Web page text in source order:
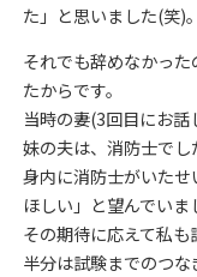
た」と思いました(笑)。
それでも辞めなかっ
たからです。
当時の妻(3回目にお
妹の夫は、消防士でし
身内に消防士がいた
ほしい」と望んでいま
その期待に応えて私も
半分は試験までのつ